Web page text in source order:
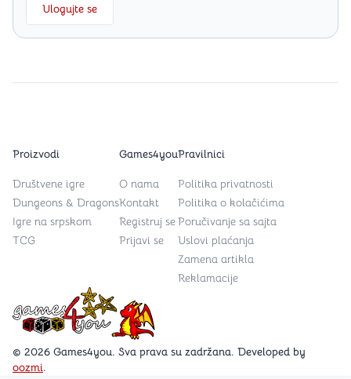
Ulogujte se
Games4you logo
© 2026 Games4you. Sva prava su zadržana. Developed by
oozmi.
Proizvodi
Društvene igre
Dungeons & Dragons
Igre na srpskom
TCG
Games4you
O nama
Kontakt
Registruj se
Prijavi se
Pravilnici
Politika privatnosti
Politika o kolačićima
Poručivanje sa sajta
Uslovi plaćanja
Zamena artikla
Reklamacije